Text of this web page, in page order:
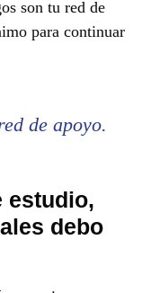
son tu red de
para continuar
de apoyo.
estudio,
debo